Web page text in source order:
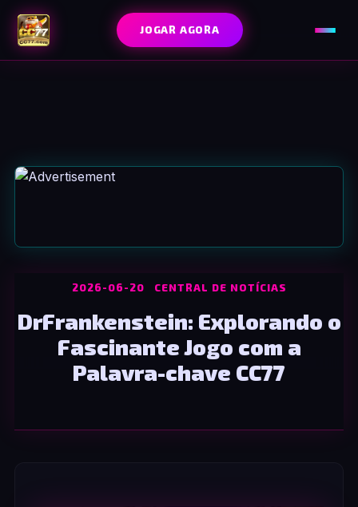
JOGAR AGORA
2026-06-20 CENTRAL DE NOTÍCIAS
DrFrankenstein: Explorando o
Fascinante Jogo com a
Palavra-chave CC77